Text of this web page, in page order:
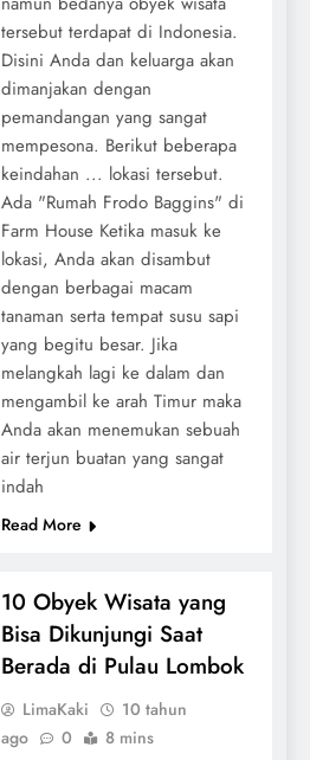
tersebut terdapat di Indonesia.
Disini Anda dan keluarga akan
dimanjakan dengan
pemandangan yang sangat
mempesona. Berikut beberapa
keindahan ... lokasi tersebut.
Ada "Rumah Frodo Baggins" di
Farm House Ketika masuk ke
lokasi, Anda akan disambut
dengan berbagai macam
tanaman serta tempat susu sapi
yang begitu besar. Jika
melangkah lagi ke dalam dan
mengambil ke arah Timur maka
Anda akan menemukan sebuah
air terjun buatan yang sangat
indah
Read More
10 Obyek Wisata yang
Bisa Dikunjungi Saat
Berada di Pulau Lombok
LimaKaki
10 tahun
ago
0 8 mins